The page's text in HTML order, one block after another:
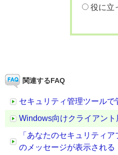
役に立
関連するFAQ
セキュリティ管理ツール
Windows向けクライアン
「あなたのセキュリティ
のメッセージが表示される